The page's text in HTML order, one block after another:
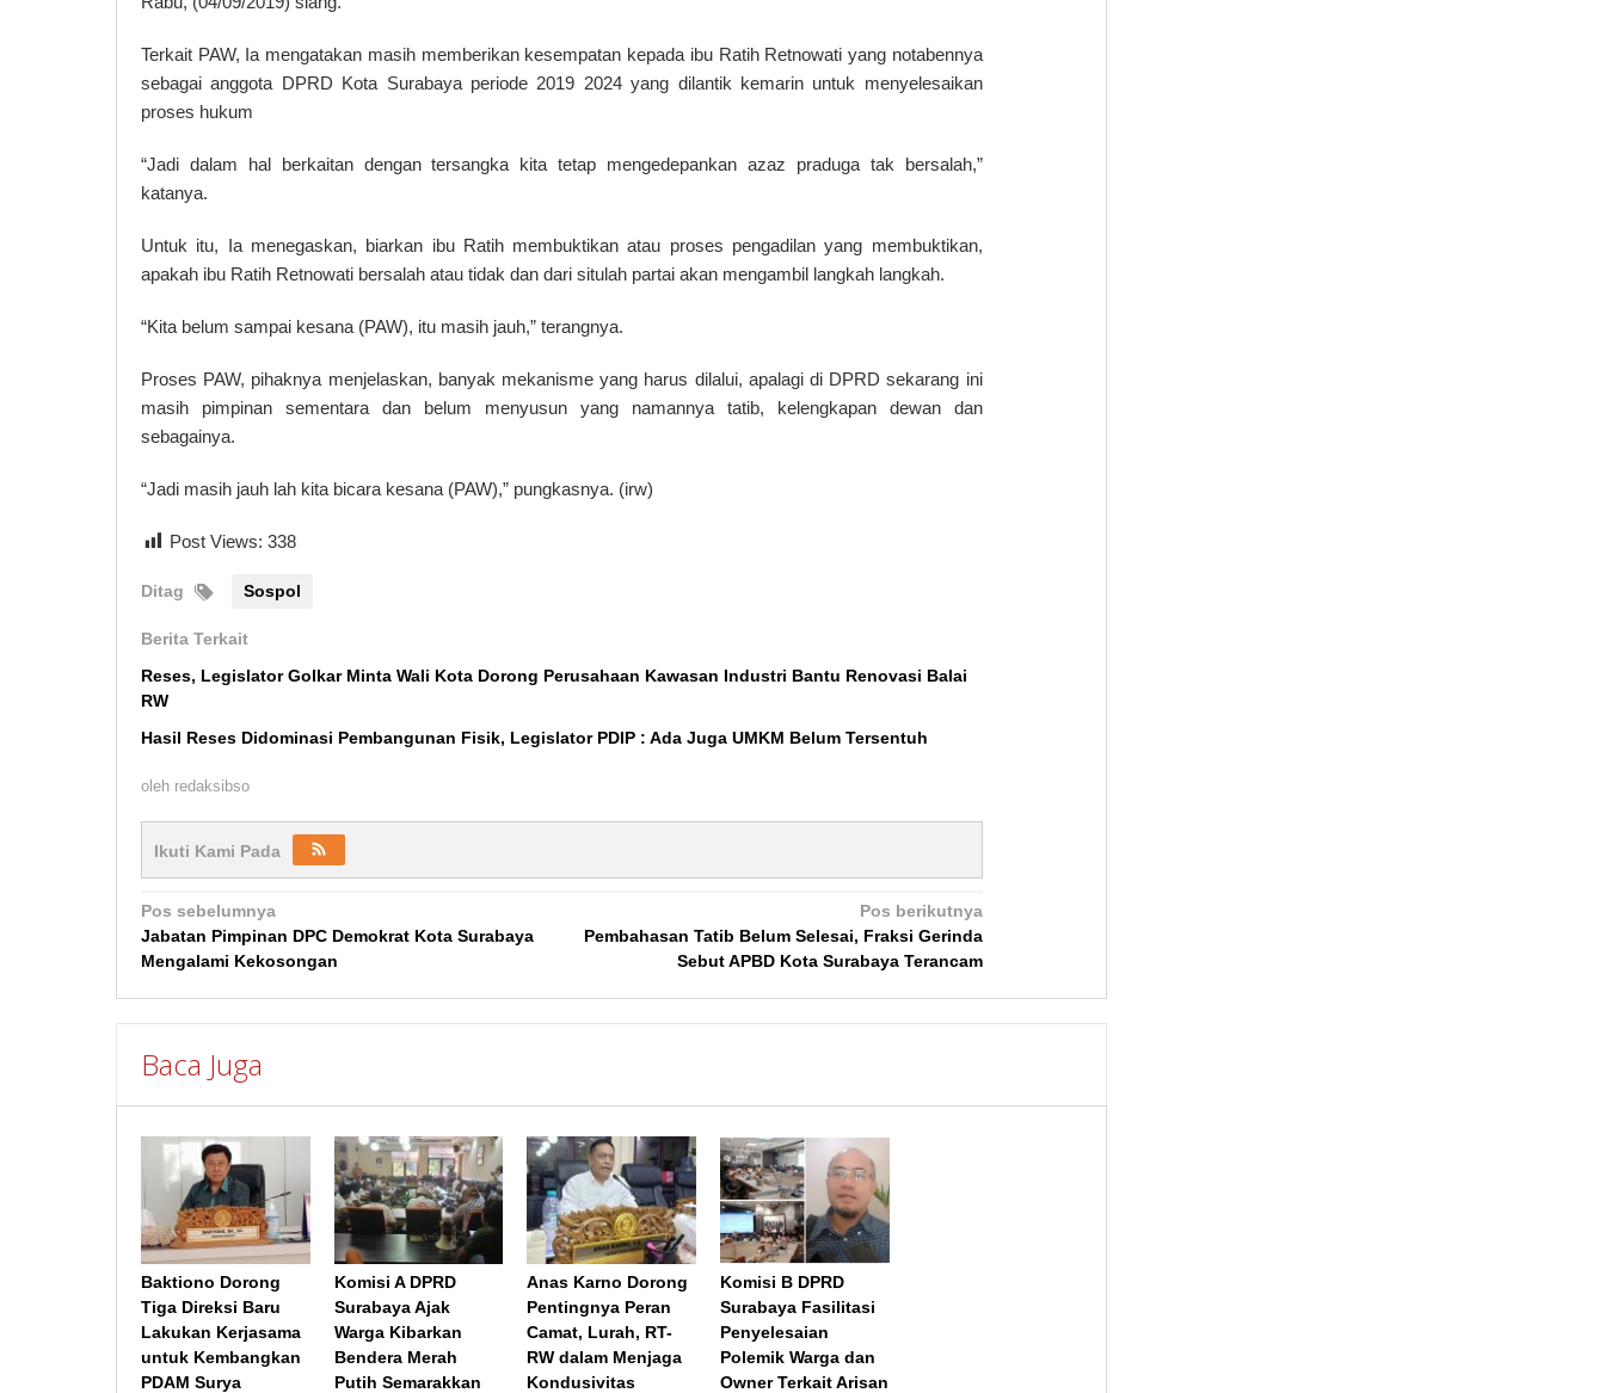
Terkait PAW, Ia mengatakan masih memberikan kesempatan kepada ibu Ratih Retnowati yang notabennya
sebagai anggota DPRD Kota Surabaya periode 2019 2024 yang dilantik kemarin untuk menyelesaikan
proses hukum
“Jadi dalam hal berkaitan dengan tersangka kita tetap mengedepankan azaz praduga tak bersalah,”
katanya.
Untuk itu, Ia menegaskan, biarkan ibu Ratih membuktikan atau proses pengadilan yang membuktikan,
apakah ibu Ratih Retnowati bersalah atau tidak dan dari situlah partai akan mengambil langkah langkah.
“Kita belum sampai kesana (PAW), itu masih jauh,” terangnya.
Proses PAW, pihaknya menjelaskan, banyak mekanisme yang harus dilalui, apalagi di DPRD sekarang ini
masih pimpinan sementara dan belum menyusun yang namannya tatib, kelengkapan dewan dan
sebagainya.
“Jadi masih jauh lah kita bicara kesana (PAW),” pungkasnya. (irw)
Post Views: 338
Ditag Sospol
Berita Terkait
Reses, Legislator Golkar Minta Wali Kota Dorong Perusahaan Kawasan Industri Bantu Renovasi Balai
RW
Hasil Reses Didominasi Pembangunan Fisik, Legislator PDIP : Ada Juga UMKM Belum Tersentuh
oleh redaksibso
Ikuti Kami Pada
Navigasi
pos
Pos sebelumnya
Jabatan Pimpinan DPC Demokrat Kota Surabaya
Mengalami Kekosongan
Pos berikutnya
Pembahasan Tatib Belum Selesai, Fraksi Gerinda
Sebut APBD Kota Surabaya Terancam
Baca Juga
Baktiono Dorong
Tiga Direksi Baru
Lakukan Kerjasama
untuk Kembangkan
PDAM Surya
Komisi A DPRD
Surabaya Ajak
Warga Kibarkan
Bendera Merah
Putih Semarakkan
Anas Karno Dorong
Pentingnya Peran
Camat, Lurah, RT-
RW dalam Menjaga
Kondusivitas
Komisi B DPRD
Surabaya Fasilitasi
Penyelesaian
Polemik Warga dan
Owner Terkait Arisan